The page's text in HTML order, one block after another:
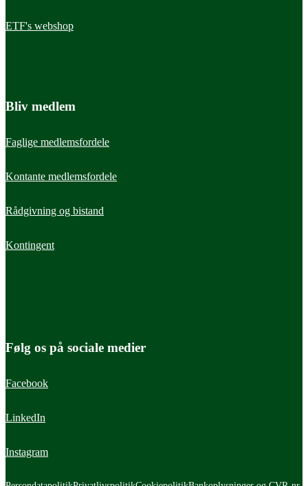
ETF's webshop
Bliv medlem
Faglige medlemsfordele
Kontante medlemsfordele
Rådgivning og bistand
Kontingent
Følg os på sociale medier
Facebook
LinkedIn
Instagram